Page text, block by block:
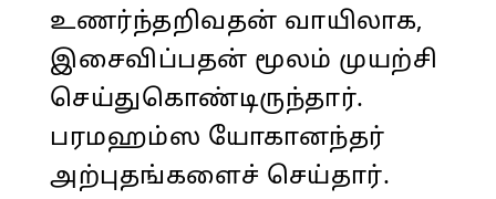
உணர்ந்தறிவதன் வாயிலாக,
இசைவிப்பதன் மூலம் முயற்சி
செய்துகொண்டிருந்தார்.
பரமஹம்ஸ யோகானந்தர்
அற்புதங்களைச் செய்தார்.